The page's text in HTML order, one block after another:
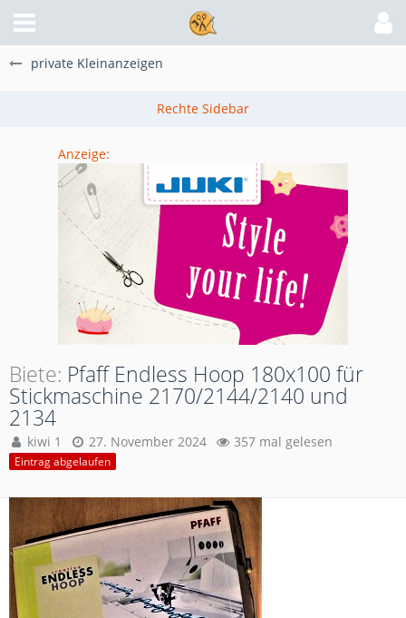
private Kleinanzeigen
Anzeige:
Biete Pfaff Endless Hoop 180x100 für
Stickmaschine 2170/2144/2140 und
2134
kiwi 1 27. November 2024 357 mal gelesen
Eintrag abgelaufen